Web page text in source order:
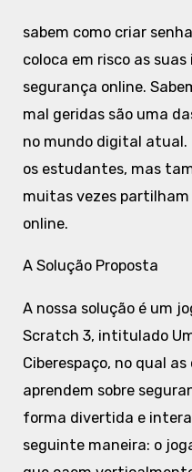
sabem como criar
coloca em risco as
segurança online.
mal geridas são uma
no mundo digital atual.
os estudantes, mas
muitas vezes
online.
A Solução Proposta
A nossa solução é um
Scratch 3, intitulado
Ciberespaço, no qual
aprendem sobre
forma divertida e
seguinte maneira: o